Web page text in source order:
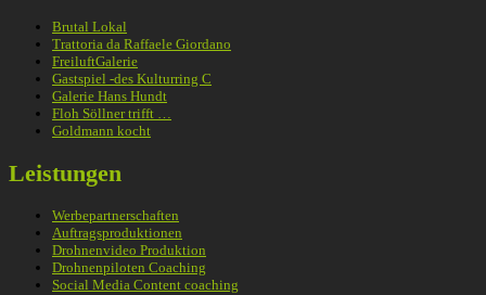
Brutal Lokal
Trattoria da Raffaele Giordano
FreiluftGalerie
Gastspiel -des Kulturring C
Galerie Hans Hundt
Floh Söllner trifft …
Goldmann kocht
Leistungen
Werbepartnerschaften
Auftragsproduktionen
Drohnenvideo Produktion
Drohnenpiloten Coaching
Social Media Content coaching